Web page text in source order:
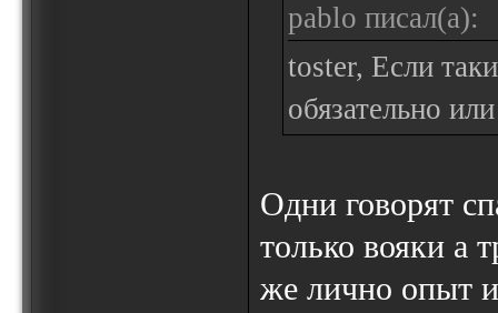
pablo писал(а):
toster, Если
обязательно
Одни говорят
только вояки а
же лично опыт